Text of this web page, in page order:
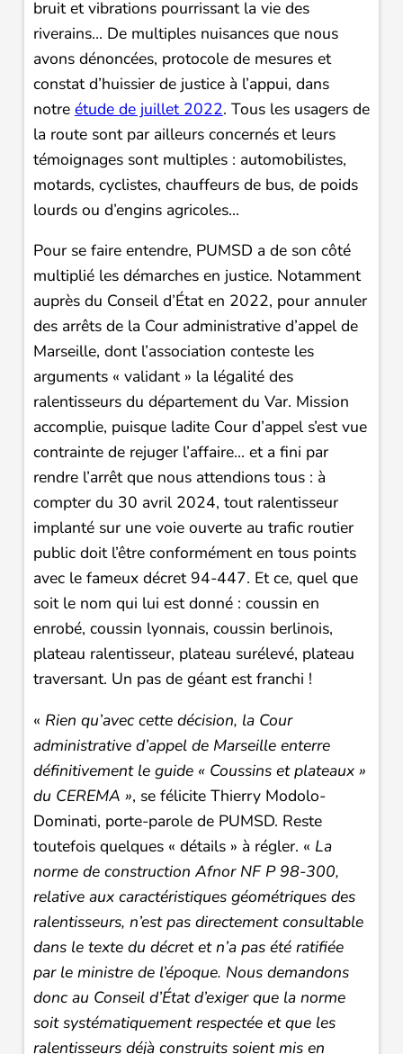
bruit et vibrations pourrissant la vie des
riverains… De multiples nuisances que nous
avons dénoncées, protocole de mesures et
constat d’huissier de justice à l’appui, dans
notre étude de juillet 2022. Tous les usagers de
la route sont par ailleurs concernés et leurs
témoignages sont multiples : automobilistes,
motards, cyclistes, chauffeurs de bus, de poids
lourds ou d’engins agricoles…
Pour se faire entendre, PUMSD a de son côté
multiplié les démarches en justice. Notamment
auprès du Conseil d’État en 2022, pour annuler
des arrêts de la Cour administrative d’appel de
Marseille, dont l’association conteste les
arguments « validant » la légalité des
ralentisseurs du département du Var. Mission
accomplie, puisque ladite Cour d’appel s’est vue
contrainte de rejuger l’affaire… et a fini par
rendre l’arrêt que nous attendions tous : à
compter du 30 avril 2024, tout ralentisseur
implanté sur une voie ouverte au trafic routier
public doit l’être conformément en tous points
avec le fameux décret 94-447. Et ce, quel que
soit le nom qui lui est donné : coussin en
enrobé, coussin lyonnais, coussin berlinois,
plateau ralentisseur, plateau surélevé, plateau
traversant. Un pas de géant est franchi !
« Rien qu’avec cette décision, la Cour
administrative d’appel de Marseille enterre
définitivement le guide « Coussins et plateaux »
du CEREMA », se félicite Thierry Modolo-
Dominati, porte-parole de PUMSD. Reste
toutefois quelques « détails » à régler. « La
norme de construction Afnor NF P 98-300,
relative aux caractéristiques géométriques des
ralentisseurs, n’est pas directement consultable
dans le texte du décret et n’a pas été ratifiée
par le ministre de l’époque. Nous demandons
donc au Conseil d’État d’exiger que la norme
soit systématiquement respectée et que les
ralentisseurs déjà construits soient mis en